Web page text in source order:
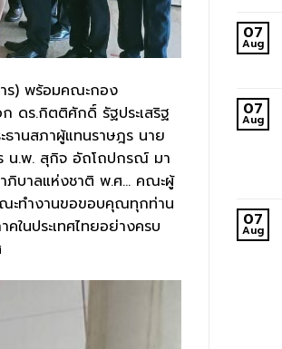
ร) พร้อมคณะกอง
ดร.กิตติศักดิ์ รัฐประเสริฐ
านสภาผู้แทนราษฎร นาย
น.พ. สุกิจ อัถโถปกรณ์ มา
ภิบาลแห่งชาติ พ.ศ… คณะผู้
ณะทำงานขอขอบคุณทุกท่าน
ในประเทศไทยอย่างครบ
07
Aug
07
Aug
07
Aug